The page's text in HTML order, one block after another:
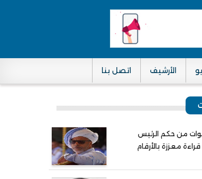
الأرشيف اتصل بنا
من حكم الرئيس
معززة بالأرقام